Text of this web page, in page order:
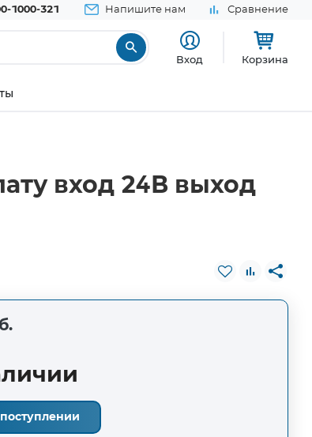
1000-321 Напишите нам Сравнение
Вход Корзина
вход 24В выход